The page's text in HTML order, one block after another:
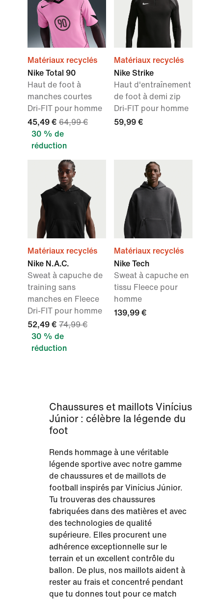
Matériaux recyclés
Nike Total 90
Haut de foot à
manches courtes
Dri-FIT pour homme
45,49 € 64,99 €
30 % de
réduction
Matériaux recyclés
Nike Strike
Haut d'entraînement
de foot à demi zip
Dri-FIT pour homme
59,99 €
Matériaux recyclés
Nike N.A.C.
Sweat à capuche de
training sans
manches en Fleece
Dri-FIT pour homme
52,49 € 74,99 €
30 % de
réduction
Matériaux recyclés
Nike Tech
Sweat à capuche en
tissu Fleece pour
homme
139,99 €
Chaussures et maillots Vinícius
Júnior : célèbre la légende du
foot
Rends hommage à une véritable
légende sportive avec notre gamme
de chaussures et de maillots de
football inspirés par Vinícius Júnior.
Tu trouveras des chaussures
fabriquées dans des matières et avec
des technologies de qualité
supérieure. Elles procurent une
adhérence exceptionnelle sur le
terrain et un excellent contrôle du
ballon. De plus, nos maillots aident à
rester au frais et concentré pendant
que tu donnes tout pour ce match